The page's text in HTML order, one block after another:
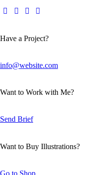
Have a Project?
info@website.com
Want to Work with Me?
Send Brief
Want to Buy Illustrations?
Go to Shop